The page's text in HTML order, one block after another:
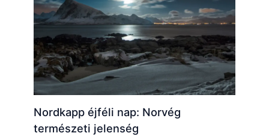
Nordkapp éjféli nap: Norvég
természeti jelenség